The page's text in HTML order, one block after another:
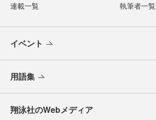
連載一覧 執筆者一覧
イベント
用語集
翔泳社のWebメディア